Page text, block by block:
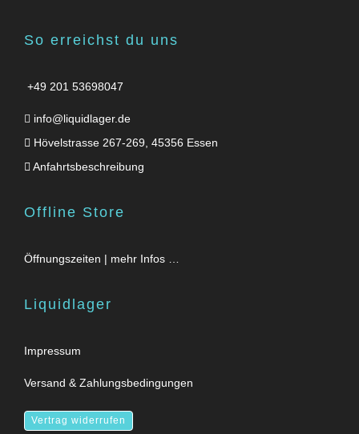
So erreichst du uns
+49 201 53698047
info@liquidlager.de
Hövelstrasse 267-269, 45356 Essen
Anfahrtsbeschreibung
Offline Store
Öffnungszeiten | mehr Infos …
Liquidlager
Impressum
Versand & Zahlungsbedingungen
Vertrag widerrufen